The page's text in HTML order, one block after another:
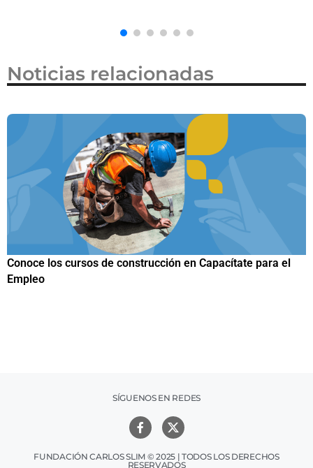
Noticias relacionadas
el
Papuchis y el Sueño Michoacano como alternativa
SÍGUENOS EN REDES
FUNDACIÓN CARLOS SLIM © 2025 | TODOS LOS DERECHOS
RESERVADOS